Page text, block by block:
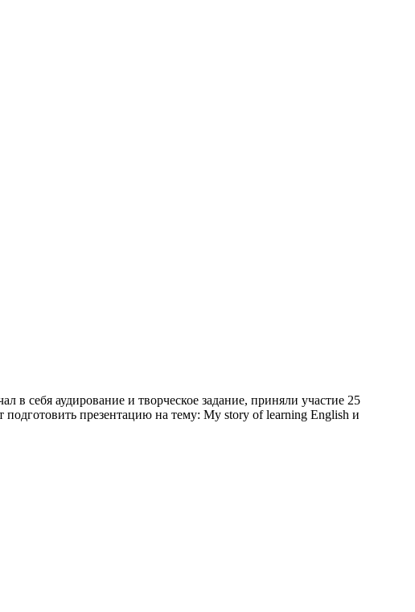
себя аудирование и творческое задание, приняли участие 25
презентацию на тему: My story of learning English и